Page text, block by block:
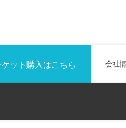
ット購入はこちら 会社